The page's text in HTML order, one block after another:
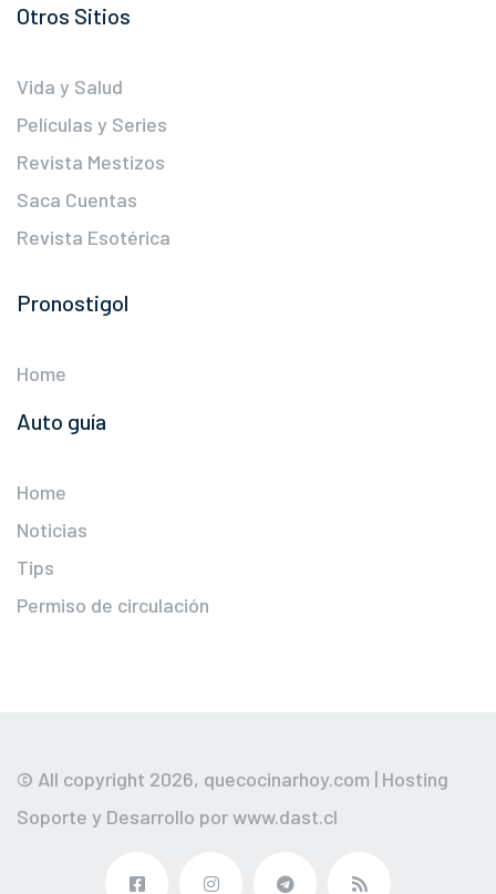
Otros Sitios
Vida y Salud
Películas y Series
Revista Mestizos
Saca Cuentas
Revista Esotérica
Pronostigol
Home
Auto guía
Home
Noticias
Tips
Permiso de circulación
© All copyright 2026, quecocinarhoy.com | Hosting
Soporte y Desarrollo porwww.dast.cl